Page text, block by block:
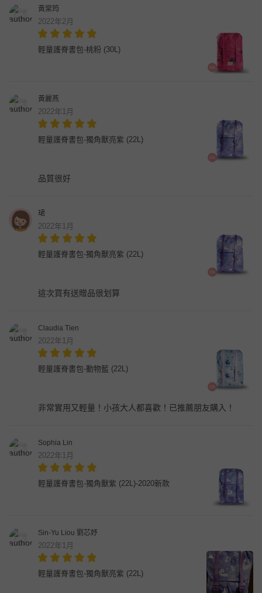
黃棠筠
2022年2月
輕量護脊書包-桃粉 (30L)
黃麗燕
2022年1月
輕量護脊書包-獨角獸亮紫 (22L)
品質很好
珺
2022年1月
輕量護脊書包-獨角獸亮紫 (22L)
這次買有送贈品很划算
Claudia Tien
2022年1月
輕量護脊書包-動物藍 (22L)
非常實用又輕量！小孩大人都喜歡！已推薦朋友購入！
Sophia Lin
2022年1月
輕量護脊書包-獨角獸紫 (22L)-2020新款
Sin-Yu Liou 劉芯妤
2022年1月
輕量護脊書包-獨角獸亮紫 (22L)